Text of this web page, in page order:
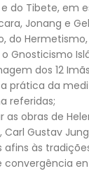
do Tibete, em
Jonang e
do
Gnosticismo
dos 12
a prática da
referidas;
as obras de
Carl Gustav
afins às
convergência